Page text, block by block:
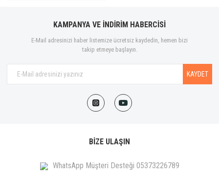
KAMPANYA VE İNDİRİM HABERCİSİ
E-Mail adresinizi haber listemize ücretsiz kaydedin, hemen bizi
takip etmeye başlayın.
KAYDET
BİZE ULAŞIN
WhatsApp Müşteri Desteği 05373226789